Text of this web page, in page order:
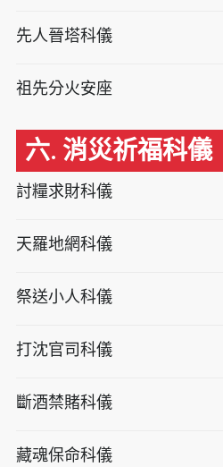
先人晉塔科儀
祖先分火安座
六. 消災祈福科儀
討糧求財科儀
天羅地網科儀
祭送小人科儀
打沈官司科儀
斷酒禁賭科儀
藏魂保命科儀